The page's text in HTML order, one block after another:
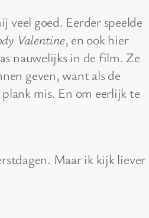
veel goed. Eerder speelde
Valentine, en ook hier
nauwelijks in de film. Ze
geven, want als de
plank mis. En om eerlijk te
Maar ik kijk liever